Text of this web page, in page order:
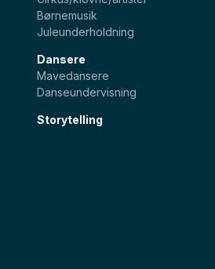
Børnemusik
Juleunderholdning
Dansere
Mavedansere
Danseundervisning
Storytelling